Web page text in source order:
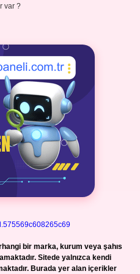
var ?
bir marka, kurum veya şahıs
Sitede yalnızca kendi
Burada yer alan içerikler